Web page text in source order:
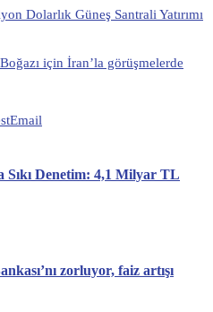
Dolarlık Güneş Santrali Yatırımı
için İran’la görüşmelerde
Email
Sıkı Denetim: 4,1 Milyar TL
zorluyor, faiz artışı